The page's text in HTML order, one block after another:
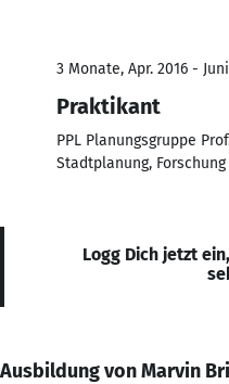
3 Monate, Apr. 2016 -
Praktikant
PPL Planungsgruppe
Stadtplanung, Forschung
Logg Dich jetzt
Ausbildung von Marvin